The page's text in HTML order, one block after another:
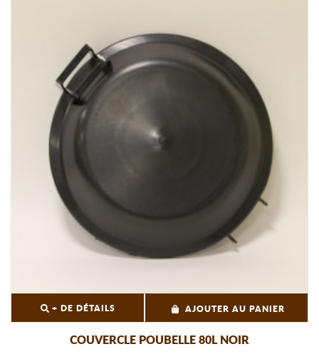
+ DE DÉTAILS AJOUTER AU PANIER
COUVERCLE POUBELLE 80L NOIR